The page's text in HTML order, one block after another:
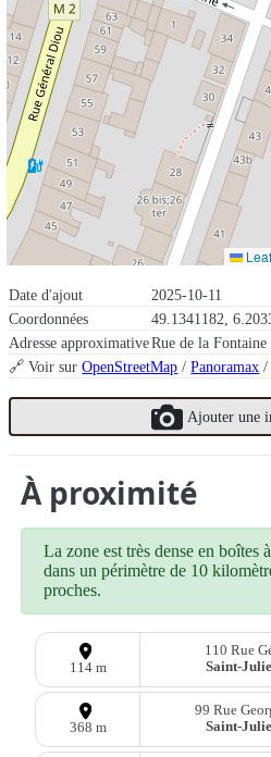
Date d'ajout
2025-10-11
Coordonnées
49.1341182,
Adresse approximativeRue de la
🔗 Voir surOpenStreetMap /Panoramax
Ajouter une
À proximité
La zone est très dense en
dans un périmètre de 10
proches.
114 m
110 Rue
Saint-
368 m
99 Rue
Saint-